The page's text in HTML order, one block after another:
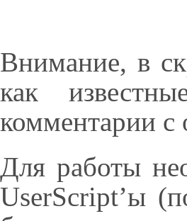
Внимание, в
как
комментарии с
Для работы
UserScript’ы